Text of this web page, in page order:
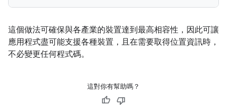
這個做法可確保與各產業的裝置達到最高相容性，因此可讓
應用程式盡可能支援各種裝置，且在需要取得位置資訊時，
不必變更任何程式碼。
這對你有幫助嗎？